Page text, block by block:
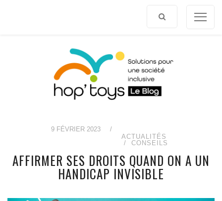
9 FÉVRIER 2023
/
ACTUALITÉS
CONSEILS
AFFIRMER SES DROITS QUAND ON A UN
HANDICAP INVISIBLE